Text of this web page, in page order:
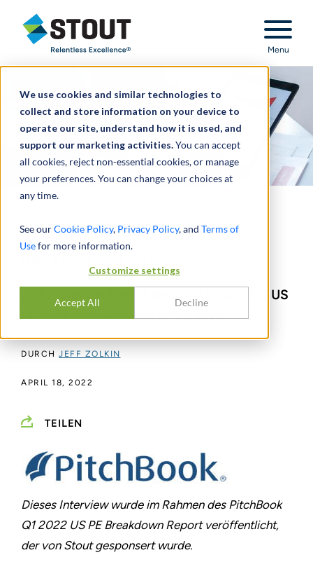
We use cookies and similar technologies to
collect and store information on your device to
operate our site, understand how it is used, and
support our marketing activities.You can accept
all cookies, reject non-essential cookies, or manage
your preferences. You can change your choices at
any time.
See ourCookie Policy, Privacy Policy, and Terms of
Usefor more information.
Customize settings
Accept All Decline
Stout Relentless Excellence
Menu
Trends bei M&A:
Jeff Zolkin von Stout äußert sich im Q1 2022 US
PE Breakdown Report von PitchBook.
DURCH JEFF ZOLKIN
APRIL 18, 2022
TEILEN
Dieses Interview wurde im Rahmen des PitchBook
Q1 2022 US PE Breakdown Report veröffentlicht,
der von Stout gesponsert wurde.